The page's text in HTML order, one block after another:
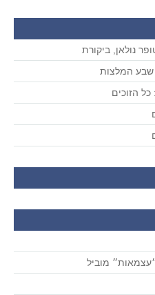
נולאן, ביקורת